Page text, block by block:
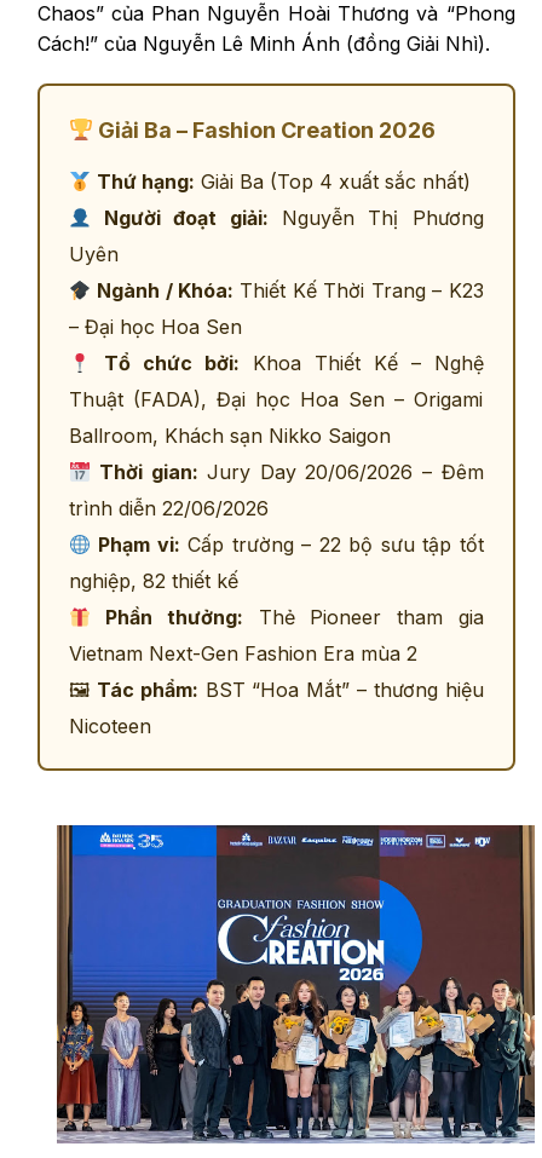
Chaos” của Phan Nguyễn Hoài Thương và “Phong
Cách!” của Nguyễn Lê Minh Ánh (đồng Giải Nhì).
Giải Ba – Fashion Creation 2026
Thứ hạng: Giải Ba (Top 4 xuất sắc nhất)
Người đoạt giải: Nguyễn Thị Phương
Uyên
Ngành / Khóa: Thiết Kế Thời Trang – K23
– Đại học Hoa Sen
Tổ chức bởi: Khoa Thiết Kế – Nghệ
Thuật (FADA), Đại học Hoa Sen – Origami
Ballroom, Khách sạn Nikko Saigon
Thời gian: Jury Day 20/06/2026 – Đêm
trình diễn 22/06/2026
Phạm vi: Cấp trường – 22 bộ sưu tập tốt
nghiệp, 82 thiết kế
Phần thưởng: Thẻ Pioneer tham gia
Vietnam Next-Gen Fashion Era mùa 2
🖼 Tác phẩm: BST “Hoa Mắt” – thương hiệu
Nicoteen